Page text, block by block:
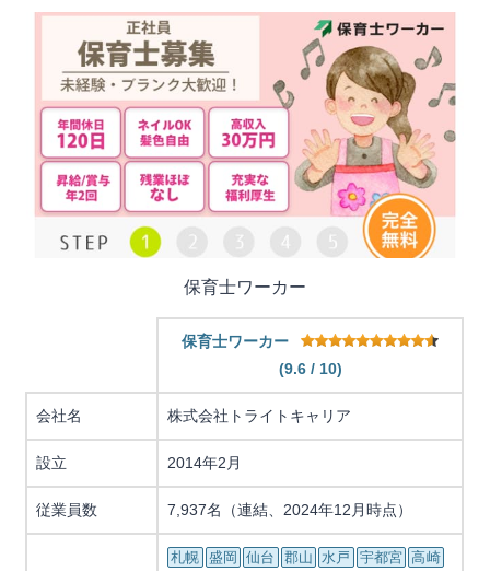
保育士ワーカー
保育士ワーカー
(9.6 / 10)
会社名 株式会社トライトキャリア
設立 2014年2月
従業員数 7,937名（連結、2024年12月時点）
札幌 盛岡 仙台 郡山 水戸 宇都宮 高崎